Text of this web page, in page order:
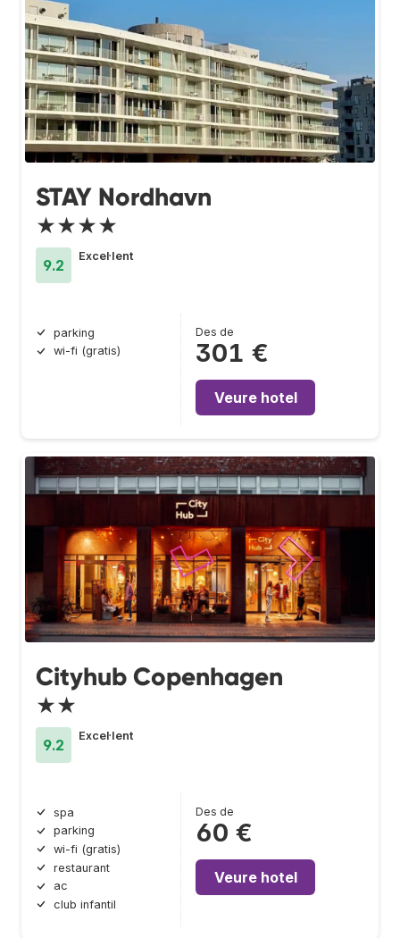
STAY Nordhavn
★★★★
9.2
Excel·lent
parking
wi-fi (gratis)
Des de
301 €
Veure hotel
Cityhub Copenhagen
★★
9.2
Excel·lent
spa
parking
wi-fi (gratis)
restaurant
ac
club infantil
Des de
60 €
Veure hotel